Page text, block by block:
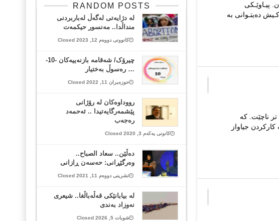
پیـاوێـکی
دەیتـوانی بە
ناچێت. كه‌
جیاواز
RANDOM POSTS
لە دژایەتی لەگەڵ لەباربردنی
منداڵدا.. مەنسور حیکمەت
کانوونی دووەم 12, 2023 Closed
چیرۆک/ شەقامە بازنەییەکان -10-
… رەسوڵ بەختیار
حوزەیران 11, 2022 Closed
رووداوه‌كان له‌ رۆژانی
پێشمه‌رگایه‌تیدا .. ئه‌حمه‌د
ره‌جه‌ب
کانونی یەکەم 3, 2020 Closed
دەڵێن.. سعاد الصباح..
وەرگێڕانی: حەسەن ڕازانی
تشرینی دووەم 11, 2021 Closed
لە بیابانێکی قەڵەباڵغا.. شیعری
نەوزاد بەندی
شوبات 5, 2026 Closed